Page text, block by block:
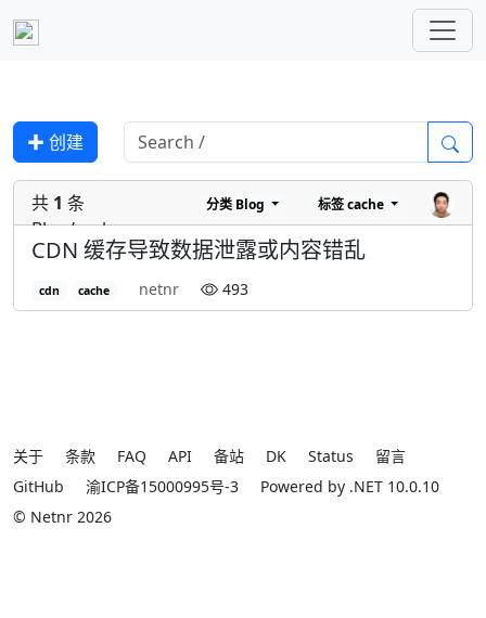
✚ 创建
共 1 条
Blog/cache
分类 Blog 标签cache
CDN 缓存导致数据泄露或内容错乱
cdn cache netnr 493
关于 条款 FAQ API 备站 DK Status
留言
GitHub
渝ICP备15000995号-3
Powered by .NET 10.0.10
© Netnr 2026